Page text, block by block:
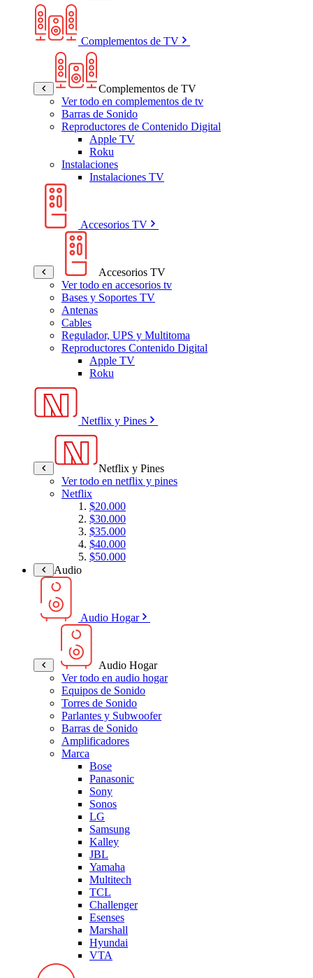
Complementos de TV
Complementos de TV
Ver todo en complementos de tv
Barras de Sonido
Reproductores de Contenido Digital
Apple TV
Roku
Instalaciones
Instalaciones TV
Accesorios TV
Accesorios TV
Ver todo en accesorios tv
Bases y Soportes TV
Antenas
Cables
Regulador, UPS y Multitoma
Reproductores Contenido Digital
Apple TV
Roku
Netflix y Pines
Netflix y Pines
Ver todo en netflix y pines
Netflix
$20.000
$30.000
$35.000
$40.000
$50.000
Audio
Audio Hogar
Audio Hogar
Ver todo en audio hogar
Equipos de Sonido
Torres de Sonido
Parlantes y Subwoofer
Barras de Sonido
Amplificadores
Marca
Bose
Panasonic
Sony
Sonos
LG
Samsung
Kalley
JBL
Yamaha
Multitech
TCL
Challenger
Esenses
Marshall
Hyundai
VTA